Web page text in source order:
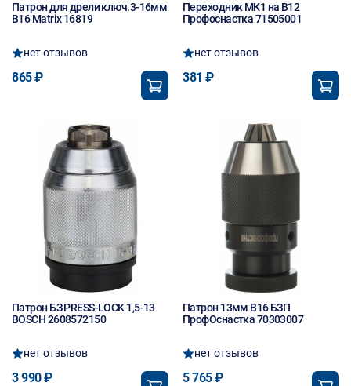
Патрон для дрели ключ.3-16мм
B16 Matrix 16819
нет отзывов
865 ₽
Переходник МК1 на В12
Профоснастка 71505001
нет отзывов
381 ₽
Патрон БЗ PRESS-LOCK 1,5-13
BOSCH 2608572150
нет отзывов
3 990 ₽
Патрон 13мм В16 БЗП
ПрофОснастка 70303007
нет отзывов
5 765 ₽